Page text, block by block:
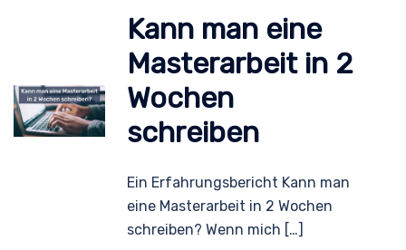
Kann man eine
Masterarbeit in 2
Wochen
schreiben
Ein Erfahrungsbericht Kann man
eine Masterarbeit in 2 Wochen
schreiben? Wenn mich […]